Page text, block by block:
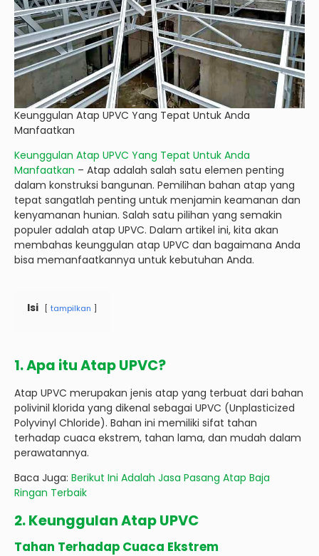
Keunggulan Atap UPVC Yang Tepat Untuk Anda
Manfaatkan
Keunggulan Atap UPVC Yang Tepat Untuk Anda
Manfaatkan – Atap adalah salah satu elemen penting
dalam konstruksi bangunan. Pemilihan bahan atap yang
tepat sangatlah penting untuk menjamin keamanan dan
kenyamanan hunian. Salah satu pilihan yang semakin
populer adalah atap UPVC. Dalam artikel ini, kita akan
membahas keunggulan atap UPVC dan bagaimana Anda
bisa memanfaatkannya untuk kebutuhan Anda.
Isi tampilkan
1. Apa itu Atap UPVC?
Atap UPVC merupakan jenis atap yang terbuat dari bahan
polivinil klorida yang dikenal sebagai UPVC (Unplasticized
Polyvinyl Chloride). Bahan ini memiliki sifat tahan
terhadap cuaca ekstrem, tahan lama, dan mudah dalam
perawatannya.
Baca Juga: Berikut Ini Adalah Jasa Pasang Atap Baja
Ringan Terbaik
2. Keunggulan Atap UPVC
Tahan Terhadap Cuaca Ekstrem